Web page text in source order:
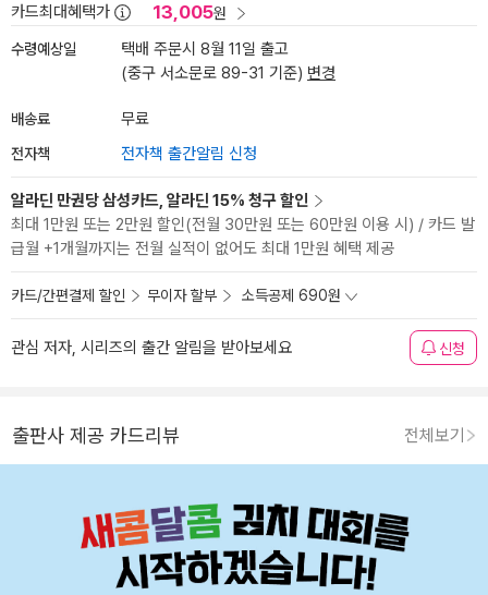
카드최대혜택가 13,005원
수령예상일
택배 주문시 8월 11일 출고
(중구 서소문로 89-31 기준) 변경
배송료 무료
전자책 전자책 출간알림 신청
알라딘 만권당 삼성카드, 알라딘 15% 청구 할인
최대 1만원 또는 2만원 할인(전월 30만원 또는 60만원 이용 시) / 카드 발
급월 +1개월까지는 전월 실적이 없어도 최대 1만원 혜택 제공
카드/간편결제 할인 무이자 할부 소득공제 690원
관심 저자, 시리즈의 출간 알림을 받아보세요 신청
출판사 제공 카드리뷰 전체보기